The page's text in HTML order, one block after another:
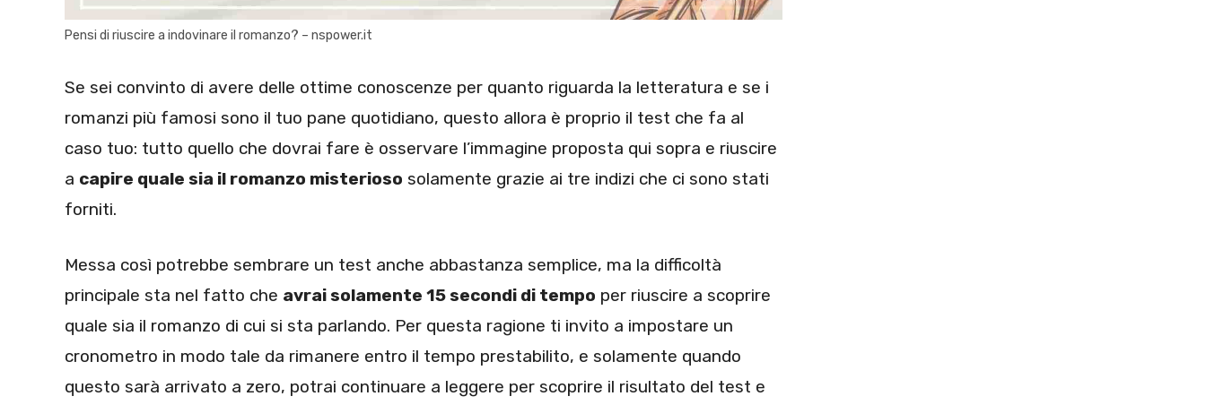
Pensi di riuscire a indovinare il romanzo? – nspower.it
Se sei convinto di avere delle ottime conoscenze per quanto riguarda la letteratura e se i
romanzi più famosi sono il tuo pane quotidiano, questo allora è proprio il test che fa al
caso tuo: tutto quello che dovrai fare è osservare l’immagine proposta qui sopra e riuscire
a capire quale sia il romanzo misterioso solamente grazie ai tre indizi che ci sono stati
forniti.
Messa così potrebbe sembrare un test anche abbastanza semplice, ma la difficoltà
principale sta nel fatto che avrai solamente 15 secondi di tempo per riuscire a scoprire
quale sia il romanzo di cui si sta parlando. Per questa ragione ti invito a impostare un
cronometro in modo tale da rimanere entro il tempo prestabilito, e solamente quando
questo sarà arrivato a zero, potrai continuare a leggere per scoprire il risultato del test e